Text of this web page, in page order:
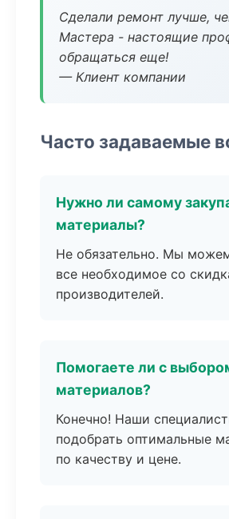
Сделали ремонт лучше,
Мастера - настоящие
обращаться еще!
— Клиент компании
Часто задаваемые
Нужно ли самому
материалы?
Не обязательно. Мы
все необходимое со
производителей.
Помогаете ли с
материалов?
Конечно! Наши
подобрать оптимальные
по качеству и цене.